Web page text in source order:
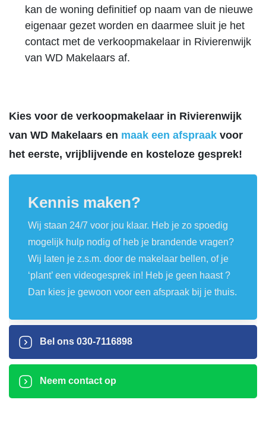
kan de woning definitief op naam van de nieuwe
eigenaar gezet worden en daarmee sluit je het
contact met de verkoopmakelaar in Rivierenwijk
van WD Makelaars af.
Kies voor de verkoopmakelaar in Rivierenwijk
van WD Makelaars en maak een afspraak voor
het eerste, vrijblijvende en kosteloze gesprek!
Kennis maken?
Wij staan 24/7 voor jou klaar. Heb je zo spoedig
mogelijk hulp nodig of heb je brandende vragen?
Wij laten je z.s.m. door de makelaar bellen, of je
‘plant’ een videogesprek in! Heb je geen haast ?
Dan kies je gewoon voor een afspraak bij je thuis.
Bel ons 030-7116898
Neem contact op